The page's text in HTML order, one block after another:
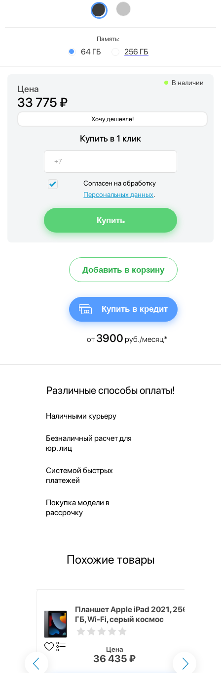
Память:
64 ГБ 256 ГБ
Цена
33 775 ₽
Хочу дешевле!
В наличии
Купить в 1 клик
Согласен на обработку
Персональных данных.
Добавить в корзину
Купить в кредит
от 3900 руб./месяц*
Различные способы оплаты!
Наличными курьеру
Безналичный расчет для
юр. лиц
Системой быстрых
платежей
Покупка модели в
рассрочку
Похожие товары
Планшет Apple iPad 2021, 256
ГБ, Wi-Fi, серый космос
Цена
36 435 ₽